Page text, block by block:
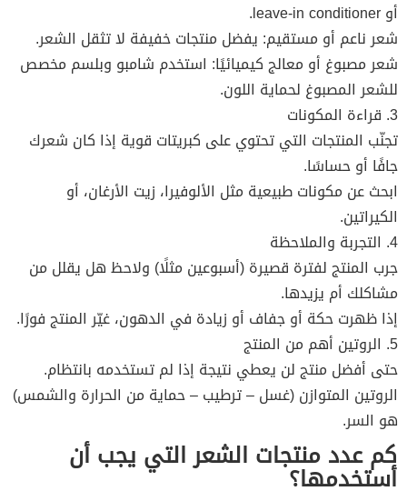
أو leave-in conditioner.
شعر ناعم أو مستقيم: يفضل منتجات خفيفة لا تثقل الشعر.
شعر مصبوغ أو معالج كيميائيًا: استخدم شامبو وبلسم مخصص
للشعر المصبوغ لحماية اللون.
3. قراءة المكونات
تجنّب المنتجات التي تحتوي على كبريتات قوية إذا كان شعرك
جافًا أو حساسًا.
ابحث عن مكونات طبيعية مثل الألوفيرا، زيت الأرغان، أو
الكيراتين.
4. التجربة والملاحظة
جرب المنتج لفترة قصيرة (أسبوعين مثلًا) ولاحظ هل يقلل من
مشاكلك أم يزيدها.
إذا ظهرت حكة أو جفاف أو زيادة في الدهون، غيّر المنتج فورًا.
5. الروتين أهم من المنتج
حتى أفضل منتج لن يعطي نتيجة إذا لم تستخدمه بانتظام.
الروتين المتوازن (غسل – ترطيب – حماية من الحرارة والشمس)
هو السر.
كم عدد منتجات الشعر التي يجب أن
أستخدمها؟